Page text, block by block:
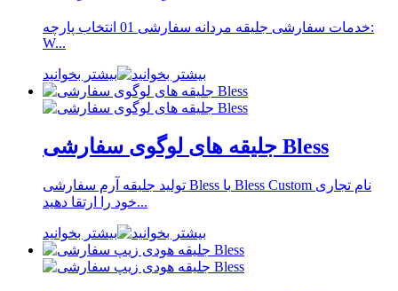
خدمات سفارشی جلیقه مردانه سفارشی 01 انتخاب پارچه:
W...
بیشتر بخوانید
جلیقه های لوگوی سفارشی Bless
تولید جلیقه آرم سفارشی Bless با Bless Custom نام تجاری
خود را ارتقا دهید...
بیشتر بخوانید